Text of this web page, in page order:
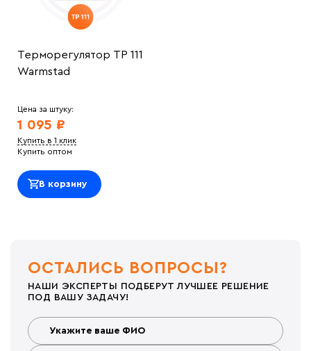
Терморегулятор ТР 111
Warmstad
Цена за штуку:
1 095 ₽
Купить в 1 клик
Купить оптом
В корзину
ОСТАЛИСЬ ВОПРОСЫ?
НАШИ ЭКСПЕРТЫ ПОДБЕРУТ ЛУЧШЕЕ РЕШЕНИЕ
ПОД ВАШУ ЗАДАЧУ!